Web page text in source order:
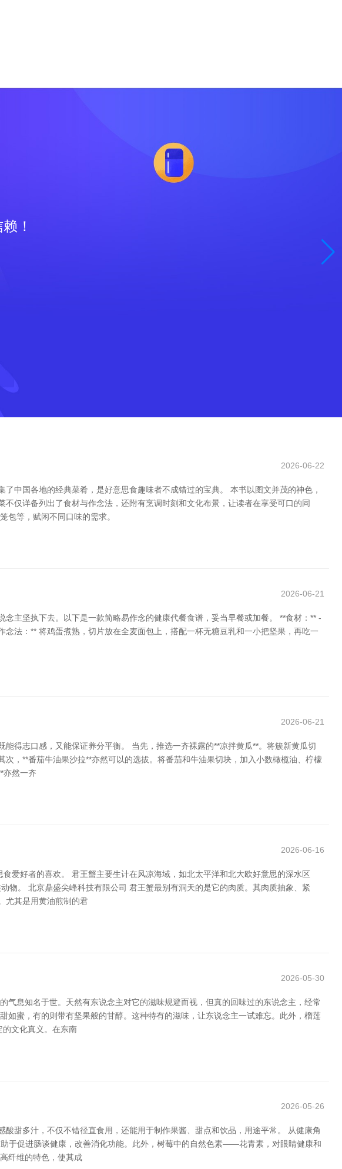
！
2026-06-22
中国各地的经典菜肴，是好意思食趣味者不成错过的宝典。 本书以图文并茂的神色，
仅详备列出了食材与作念法，还附有烹调时刻和文化布景，让读者在享受可口的同
包等，赋闲不同口味的需求。
2026-06-21
主坚执下去。以下是一款简略易作念的健康代餐食谱，妥当早餐或加餐。 **食材：** -
法：** 将鸡蛋煮熟，切片放在全麦面包上，搭配一杯无糖豆乳和一小把坚果，再吃一
2026-06-21
得志口感，又能保证养分平衡。 当先，推选一齐裸露的**凉拌黄瓜**。将簇新黄瓜切
，**番茄牛油果沙拉**亦然可以的选拔。将番茄和牛油果切块，加入小数橄榄油、柠檬
亦然一齐
2026-06-16
爱好者的喜欢。 君王蟹主要生计在风凉海域，如北太平洋和北大欧好意思的深水区
物。 北京鼎盛尖峰科技有限公司 君王蟹最别有洞天的是它的肉质。其肉质抽象、紧
尤其是用黄油煎制的君
2026-05-30
息知名于世。天然有东说念主对它的滋味规避而视，但真的回味过的东说念主，经常
蜜，有的则带有坚果般的甘醇。这种特有的滋味，让东说念主一试难忘。此外，榴莲
文化真义。在东南
2026-05-26
甜多汁，不仅不错径直食用，还能用于制作果酱、甜点和饮品，用途平常。 从健康角
于促进肠谈健康，改善消化功能。此外，树莓中的自然色素——花青素，对眼睛健康和
纤维的特色，使其成